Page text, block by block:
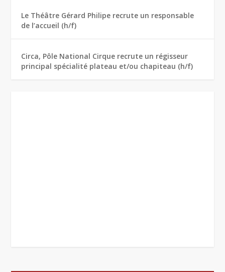
Le Théâtre Gérard Philipe recrute un responsable
de l’accueil (h/f)
Circa, Pôle National Cirque recrute un régisseur
principal spécialité plateau et/ou chapiteau (h/f)